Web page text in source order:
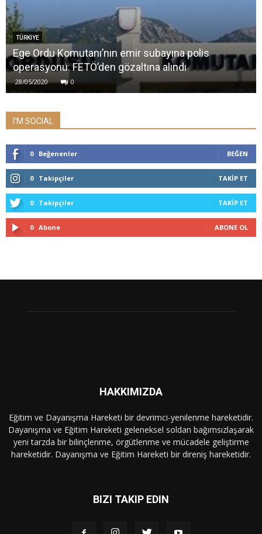
TÜRKİYE
Ege Ordu Komutanı’nın emir subayına polis
operasyonu: FETÖ’den gözaltına alındı
28/05/2020 0
I'M SOCIAL
0 Beğenenler BEĞEN
0 Takipçiler TAKIP ET
0 Takipçiler TAKIP ET
0 Abone ABONE OL
HAKKIMIZDA
Eğitim ve Dayanışma Hareketi bir devrimci-yenilenme hareketidir.
Dayanışma ve Eğitim Hareketi geleneksel soldan bağımsızlaşarak
yeni tarzda bir bilinçlenme, örgütlenme ve mücadele geliştirme
hareketidir. Dayanışma ve Eğitim Hareketi bir direniş hareketidir.
BIZI TAKIP EDIN